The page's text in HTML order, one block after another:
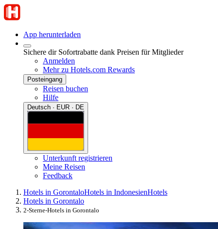
App herunterladen
Sichere dir Sofortrabatte dank Preisen für Mitglieder
Anmelden
Mehr zu Hotels.com Rewards
Posteingang
Reisen buchen
Hilfe
Deutsch · EUR · DE
Unterkunft registrieren
Meine Reisen
Feedback
Hotels in GorontaloHotels in IndonesienHotels
Hotels in Gorontalo
2-Sterne-Hotels in Gorontalo